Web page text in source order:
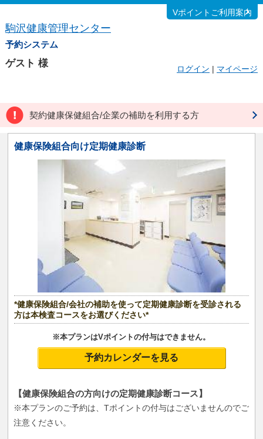
駒沢健康管理センター
予約システム
Vポイントご利用案内
ゲスト 様 ログイン | マイページ
契約健康保健組合/企業の補助を利用する方
健康保険組合向け定期健康診断
*健康保険組合/会社の補助を使って定期健康診断を受診される
方は本検査コースをお選びください*
※本プランはVポイントの付与はできません。
予約カレンダーを見る
【健康保険組合の方向けの定期健康診断コース】
※本プランのご予約は、Tポイントの付与はございませんのでご
注意ください。